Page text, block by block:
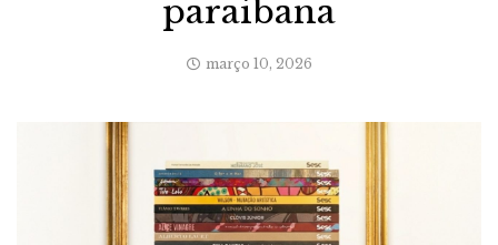
paraibana
março 10, 2026